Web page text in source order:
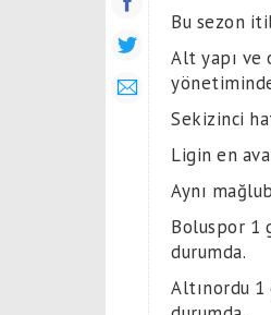
Bu sezon
Alt yapı ve
Sekizinci
Ligin en
Aynı
Boluspor 1
durumda.
Altınordu